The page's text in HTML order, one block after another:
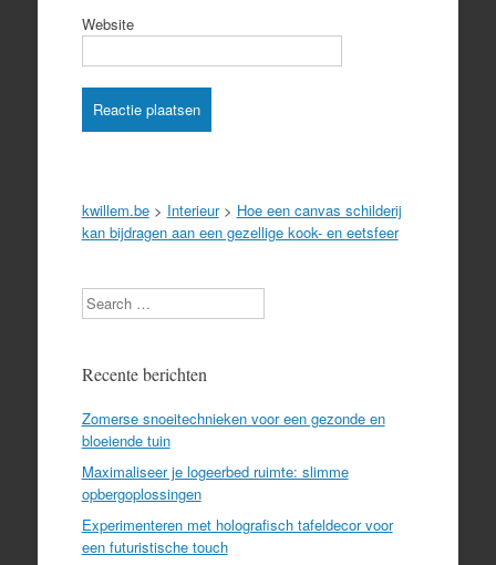
Website
kwillem.be> Interieur> Hoe een canvas schilderij
kan bijdragen aan een gezellige kook- en eetsfeer
Search
Recente berichten
Zomerse snoeitechnieken voor een gezonde en
bloeiende tuin
Maximaliseer je logeerbed ruimte: slimme
opbergoplossingen
Experimenteren met holografisch tafeldecor voor
een futuristische touch